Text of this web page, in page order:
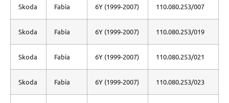
Skoda Fabia 6Y (1999-2007) 110.080.253/007
Skoda Fabia 6Y (1999-2007) 110.080.253/019
Skoda Fabia 6Y (1999-2007) 110.080.253/021
Skoda Fabia 6Y (1999-2007) 110.080.253/023